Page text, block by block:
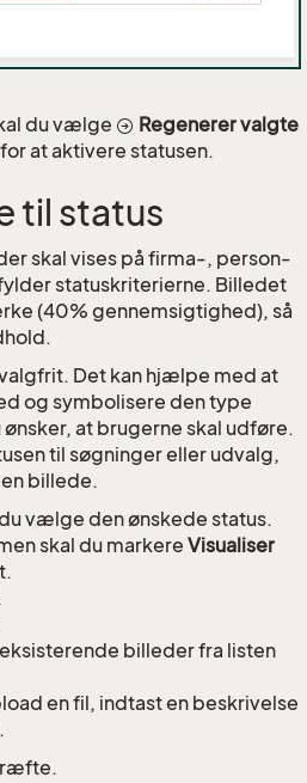
du vælge
Regenerer valgte
for at aktivere statusen.
til status
skal vises på firma-, person-
statuskriterierne. Billedet
(40% gennemsigtighed), så
Det kan hjælpe med at
og symbolisere den type
at brugerne skal udføre.
til søgninger eller udvalg,
billede.
vælge den ønskede status.
skal du markere Visualiser
billeder fra listen
en fil, indtast en beskrivelse
.